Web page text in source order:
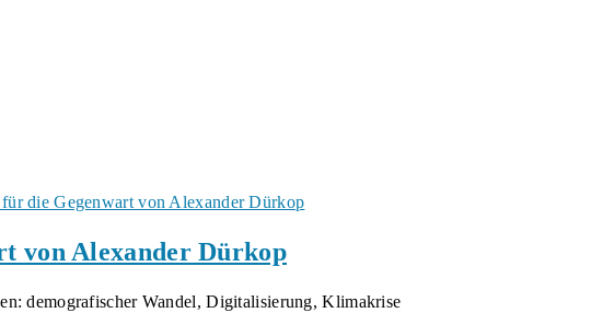
von Alexander Dürkop
demografischer Wandel, Digitalisierung, Klimakrise